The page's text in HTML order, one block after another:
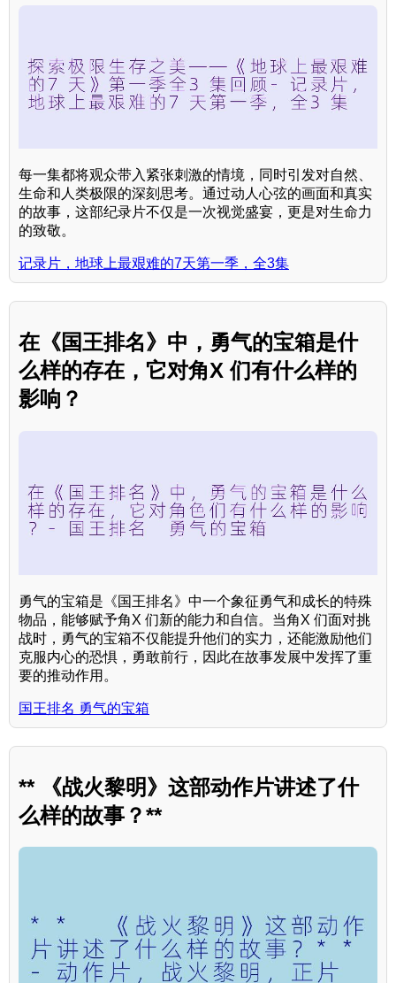
每一集都将观众带入紧张刺激的情境，同时引发对自然、
生命和人类极限的深刻思考。通过动人心弦的画面和真实
的故事，这部纪录片不仅是一次视觉盛宴，更是对生命力
的致敬。
记录片，地球上最艰难的7天第一季，全3集
在《国王排名》中，勇气的宝箱是什
么样的存在，它对角X 们有什么样的
影响？
勇气的宝箱是《国王排名》中一个象征勇气和成长的特殊
物品，能够赋予角X 们新的能力和自信。当角X 们面对挑
战时，勇气的宝箱不仅能提升他们的实力，还能激励他们
克服内心的恐惧，勇敢前行，因此在故事发展中发挥了重
要的推动作用。
国王排名 勇气的宝箱
** 《战火黎明》这部动作片讲述了什
么样的故事？**